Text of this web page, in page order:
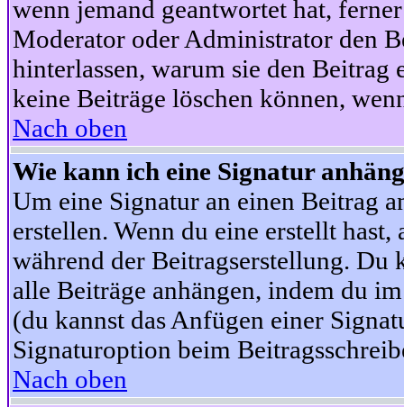
wenn jemand geantwortet hat,
Moderator oder Administrator den
hinterlassen, warum sie den Beitrag
keine Beiträge löschen können,
Nach oben
Wie kann ich eine Signatur
Um eine Signatur an einen Beitrag
erstellen. Wenn du eine erstellt
während der Beitragserstellung. Du
alle Beiträge anhängen, indem du
(du kannst das Anfügen einer
Signaturoption beim
Nach oben